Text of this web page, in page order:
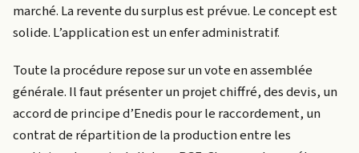
marché. La revente du surplus est prévue. Le concept est
solide. L’application est un enfer administratif.
Toute la procédure repose sur un vote en assemblée
générale. Il faut présenter un projet chiffré, des devis, un
accord de principe d’Enedis pour le raccordement, un
contrat de répartition de la production entre les